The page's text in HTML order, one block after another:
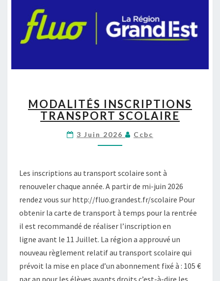
I
S
S
2
6
-
2
0
O
D
L
I
É
I
N
S
C
R
I
P
T
I
MODALITÉS INSCRIPTIONS
TRANSPORT SCOLAIRE
3 Juin 2026 Ccbc
Les inscriptions au transport scolaire sont à
renouveler chaque année. A partir de mi-juin 2026
rendez vous sur http://fluo.grandest.fr/scolaire Pour
obtenir la carte de transport à temps pour la rentrée
il est recommandé de réaliser l’inscription en
ligne avant le 11 Juillet. La région a approuvé un
nouveau règlement relatif au transport scolaire qui
prévoit la mise en place d’un abonnement fixé à : 105 €